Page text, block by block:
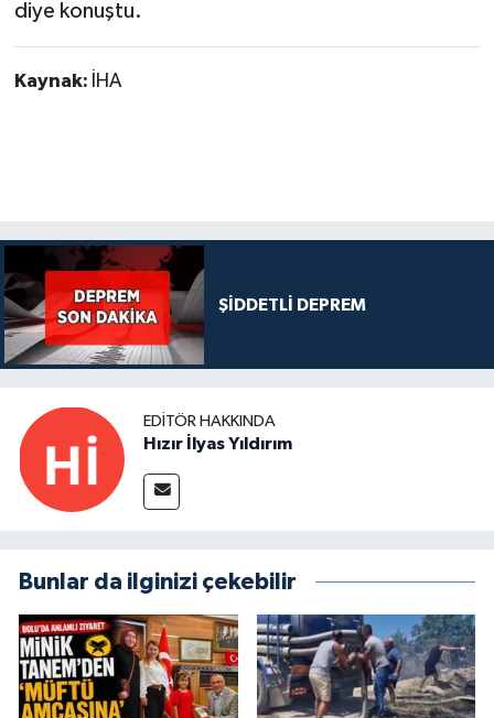
diye konuştu.
Kaynak: İHA
ŞİDDETLİ DEPREM
EDITÖR HAKKINDA
Hızır İlyas Yıldırım
Bunlar da ilginizi çekebilir